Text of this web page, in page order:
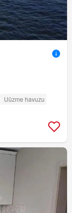
Uüzme havuzu